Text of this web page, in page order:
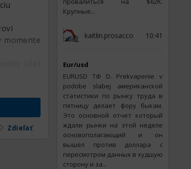
momente
Zdieľať
Крупные...
kaitlin.prosacco 10:41
Eur/usd
EURUSD ТФ D. Prekvapenie v
podobe slabej американской
статистики по рынку труда в
пятницу делает фору быкам.
Это основной отчет который
ждали рынки на этой неделе
основополагающий и он
вышел против доллара с
пересмотром данных в худшую
сторону и за...